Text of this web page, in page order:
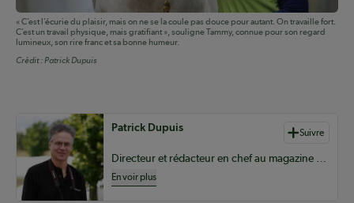
« C’est l’écurie du plaisir, mais on ne se la coule pas douce pour autant. On travaille fort.
C’est un travail physique, mais gratifiant », souligne Tammy, connue pour son regard
lumineux, son rire franc et sa bonne humeur.
Crédit :Patrick Dupuis
Auteurs de contenu
Patrick Dupuis Suivre
Directeur et rédacteur en chef au magazine Coopérateur
En voir plus